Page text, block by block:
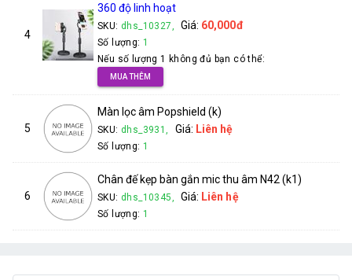
4
360 độ linh hoạt
SKU: dhs_10327, Giá: 60,000đ
Số lượng: 1
Nếu số lượng 1 không đủ bạn có thể:
MUA THÊM
5
Màn lọc âm Popshield (k)
SKU: dhs_3931, Giá: Liên hệ
Số lượng: 1
6
Chân đế kẹp bàn gắn mic thu âm N42 (k1)
SKU: dhs_10345, Giá: Liên hệ
Số lượng: 1